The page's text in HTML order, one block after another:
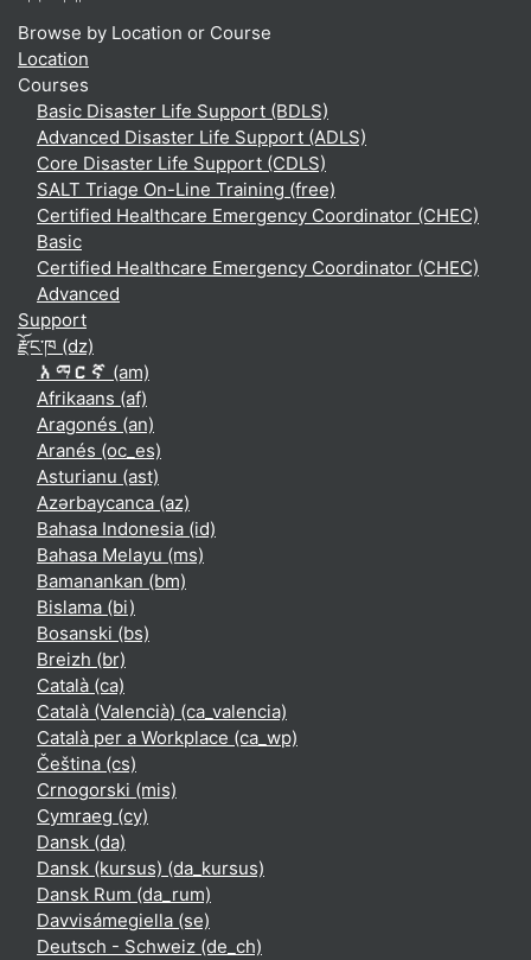
Browse by Location or Course
Location
Courses
Basic Disaster Life Support (BDLS)
Advanced Disaster Life Support (ADLS)
Core Disaster Life Support (CDLS)
SALT Triage On-Line Training (free)
Certified Healthcare Emergency Coordinator (CHEC)
Basic
Certified Healthcare Emergency Coordinator (CHEC)
Advanced
Support
རྫོང་ཁ ‎(dz)‎
አማርኛ ‎(am)‎
Afrikaans ‎(af)‎
Aragonés ‎(an)‎
Aranés ‎(oc_es)‎
Asturianu ‎(ast)‎
Azərbaycanca ‎(az)‎
Bahasa Indonesia ‎(id)‎
Bahasa Melayu ‎(ms)‎
Bamanankan ‎(bm)‎
Bislama ‎(bi)‎
Bosanski ‎(bs)‎
Breizh ‎(br)‎
Català ‎(ca)‎
Català (Valencià) ‎(ca_valencia)‎
Català per a Workplace ‎(ca_wp)‎
Čeština ‎(cs)‎
Crnogorski ‎(mis)‎
Cymraeg ‎(cy)‎
Dansk ‎(da)‎
Dansk (kursus) ‎(da_kursus)‎
Dansk Rum ‎(da_rum)‎
Davvisámegiella ‎(se)‎
Deutsch - Schweiz ‎(de_ch)‎